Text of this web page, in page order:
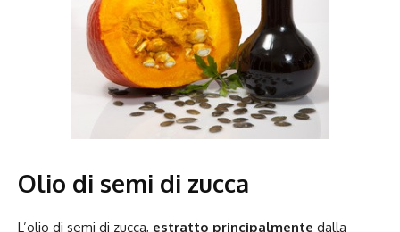
Olio di semi di zucca
L’olio di semi di zucca, estratto principalmente dalla